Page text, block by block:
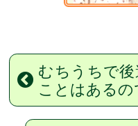
むちうちで
ことはあるの